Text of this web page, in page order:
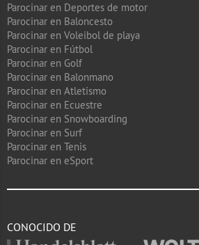
Parocinar en Deportes de motor
Parocinar en Baloncesto
Parocinar en Voleibol de playa
Parocinar en Fútbol
Parocinar en Golf
Parocinar en Balonmano
Parocinar en Atletismo
Parocinar en Ecuestre
Parocinar en Snowboarding
Parocinar en Surf
Parocinar en Tenis
Parocinar en eSport
CONOCIDO DE